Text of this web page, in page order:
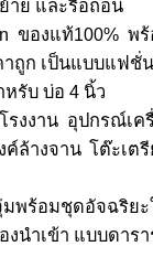
าย และรื้อถอน
ของแท้100% พ
าถูก เป็นแบบแฟชั่
หรับ บ่อ 4 นิ้ว
งงาน อุปกรณ์เ
ล้างจาน โต๊ะเต
มพร้อมชุดอัจฉริย
งนำเข้า แบบดา